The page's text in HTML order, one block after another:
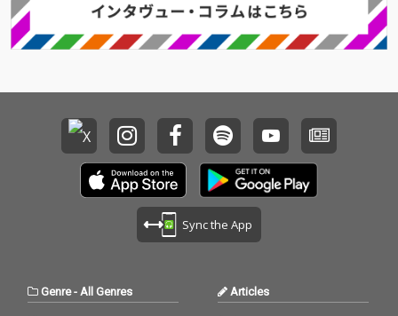
な曲が満載。タイトル
「Cheer」に込められ
た真心ブラザーズの思
し、聴く人の胸を躍ら
せる快心のニュー・ア
ルバムが完成した。レ
コーディング・メンバ
ーには、 伊藤大地（D
r）、岡部晴彦（B
に加え、サンコンJr.
ーカンパニーズ）、東
京スカパラダイスオー
Sync the App
Genre- All Genres Articles